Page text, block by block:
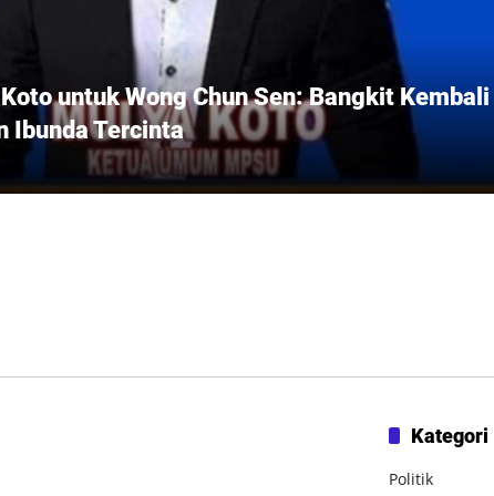
untuk Wong Chun Sen: Bangkit Kembali
Ibunda Tercinta
Kategori
Politik